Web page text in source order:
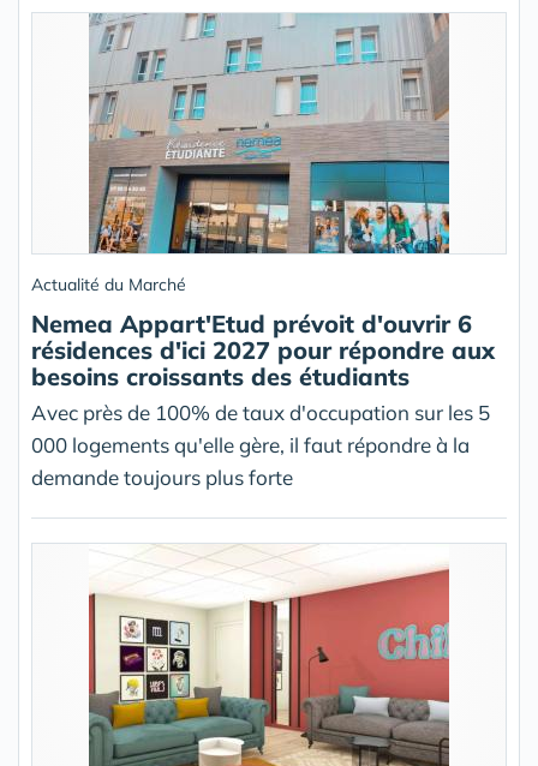
Actualité du Marché
Nemea Appart'Etud prévoit d'ouvrir 6
résidences d'ici 2027 pour répondre aux
besoins croissants des étudiants
Avec près de 100% de taux d'occupation sur les 5
000 logements qu'elle gère, il faut répondre à la
demande toujours plus forte